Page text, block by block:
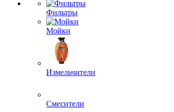
Фильтры
Мойки
Измельчители
Смесители